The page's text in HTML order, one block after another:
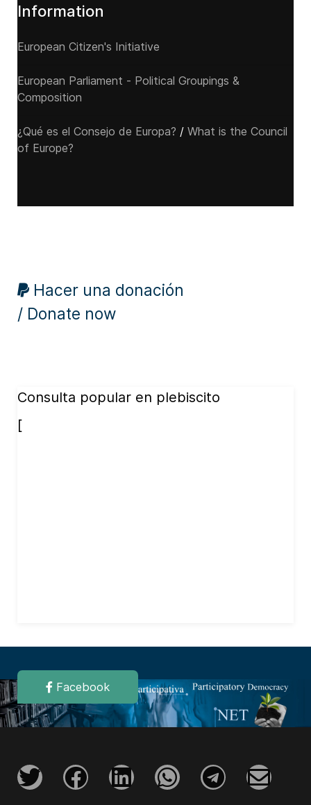
Information
European Citizen's Initiative
European Parliament - Political Groupings &
Composition
¿Qué es el Consejo de Europa? / What is the Council
of Europe?
Hacer una donación
/ Donate now
Consulta popular en plebiscito
[
Facebook